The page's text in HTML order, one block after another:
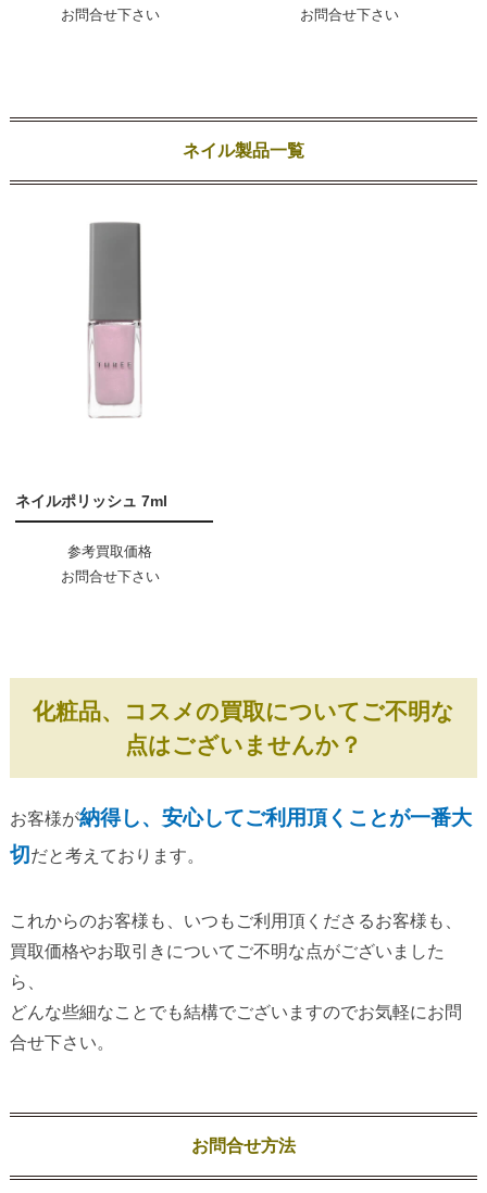
お問合せ下さい
お問合せ下さい
ネイル製品一覧
ネイルポリッシュ 7ml
参考買取価格
お問合せ下さい
化粧品、コスメの買取についてご不明な
点はございませんか？
お客様が納得し、安心してご利用頂くことが一番大
切 だと考えております。
これからのお客様も、いつもご利用頂くださるお客様も、
買取価格やお取引きについてご不明な点がございました
ら、
どんな些細なことでも結構でございますのでお気軽にお問
合せ下さい。
お問合せ方法